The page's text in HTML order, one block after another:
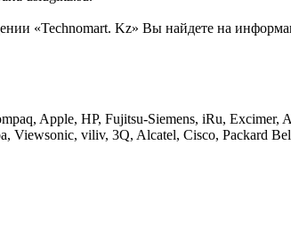
«Technomart. Kz» Вы найдете на
Apple, HP, Fujitsu-Siemens, iRu, Excimer,
Viewsonic, viliv, 3Q, Alcatel, Cisco, Packard